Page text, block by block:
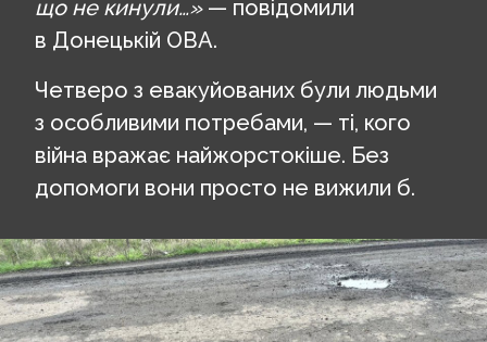
що не кинули…»— повідомили
в Донецькій ОВА.
Четверо з евакуйованих були людьми
з особливими потребами, — ті, кого
війна вражає найжорстокіше. Без
допомоги вони просто не вижили б.